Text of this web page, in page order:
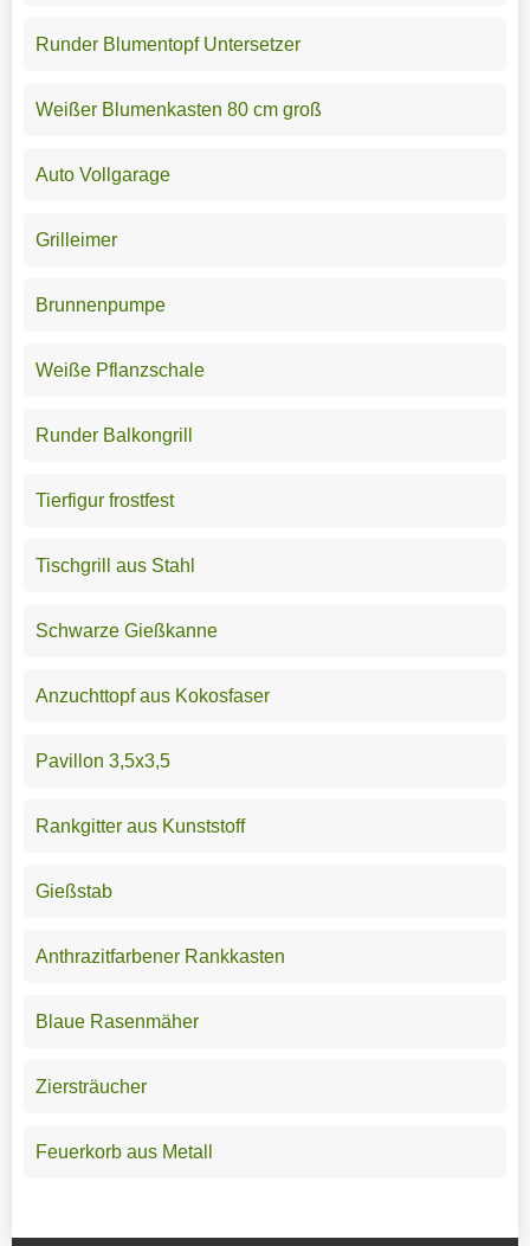
Runder Blumentopf Untersetzer
Weißer Blumenkasten 80 cm groß
Auto Vollgarage
Grilleimer
Brunnenpumpe
Weiße Pflanzschale
Runder Balkongrill
Tierfigur frostfest
Tischgrill aus Stahl
Schwarze Gießkanne
Anzuchttopf aus Kokosfaser
Pavillon 3,5x3,5
Rankgitter aus Kunststoff
Gießstab
Anthrazitfarbener Rankkasten
Blaue Rasenmäher
Ziersträucher
Feuerkorb aus Metall